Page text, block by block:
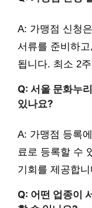
A: 가맹점 신청
서류를 준비하
됩니다. 최소 2
Q: 서울 문화누
있나요?
A: 가맹점 등록
료로 등록할 수
기회를 제공합니
Q: 어떤 업종이